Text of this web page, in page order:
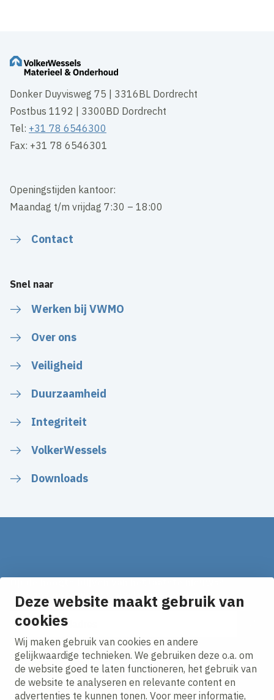
Deze website maakt gebruik van
cookies
Wij maken gebruik van cookies en andere
gelijkwaardige technieken. We gebruiken deze o.a. om
de website goed te laten functioneren, het gebruik van
de website te analyseren en relevante content en
advertenties te kunnen tonen. Voor meer informatie,
Donker Duyvisweg 75 | 3316BL Dordrecht
Postbus 1192 | 3300BD Dordrecht
Tel: +31 78 6546300
Fax: +31 78 6546301
Openingstijden kantoor:
Maandag t/m vrijdag 7:30 – 18:00
Contact
Snel naar
Werken bij VWMO
Over ons
Veiligheid
Duurzaamheid
Integriteit
VolkerWessels
Downloads
Ontvang onze nieuws alerts in je mailbox!
E-mailadres
Ik ga akkoord met hetprivacy statement.